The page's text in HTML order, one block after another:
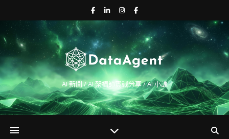
AI 新聞 / AI 架構師實戰分享 / AI 小課